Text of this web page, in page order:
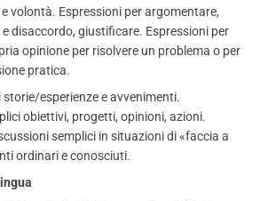
volontà. Espressioni per argomentare,
disaccordo, giustificare. Espressioni per
opinione per risolvere un problema o per
pratica.
esperienze e avvenimenti.
obiettivi, progetti, opinioni, azioni.
semplici in situazioni di «faccia a
ordinari e conosciuti.